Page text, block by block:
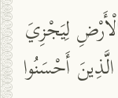
لِيَجْزِيَ
أَحْسَنُوا